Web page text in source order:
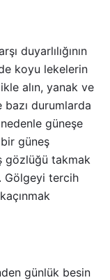
duyarlılığının
koyu lekelerin
alın, yanak ve
durumlarda
güneşe
güneş
gözlüğü takmak
Gölgeyi tercih
günlük besin